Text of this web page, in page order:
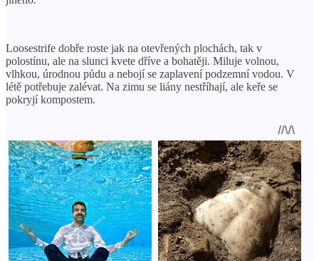
Loosestrife dobře roste jak na otevřených plochách, tak v
polostínu, ale na slunci kvete dříve a bohatěji. Miluje volnou,
vlhkou, úrodnou půdu a nebojí se zaplavení podzemní vodou. V
létě potřebuje zalévat. Na zimu se liány nestříhají, ale keře se
pokryjí kompostem.